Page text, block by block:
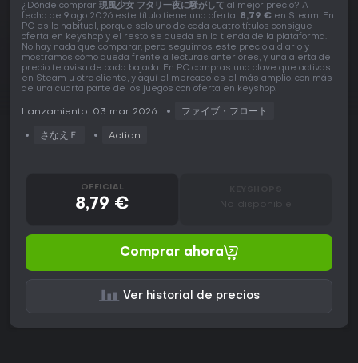
¿Dónde comprar 現風少女 フタリ一夜に騒がして al mejor precio? A
fecha de 9 ago 2026 este título tiene una oferta, 8,79 € en Steam. En
PC es lo habitual, porque solo uno de cada cuatro títulos consigue
oferta en keyshop y el resto se queda en la tienda de la plataforma.
No hay nada que comparar, pero seguimos este precio a diario y
mostramos cómo queda frente a lecturas anteriores, y una alerta de
precio te avisa de cada bajada. En PC compras una clave que activas
en Steam u otro cliente, y aquí el mercado es el más amplio, con más
de una cuarta parte de los juegos con oferta en keyshop.
Lanzamiento: 03 mar 2026 ファイブ・フロート
さなえＦ Action
OFFICIAL
8,79 € No disponible
Comprar ahora
Ver historial de precios